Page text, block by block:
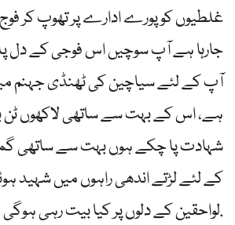
غلطیوں کو پورے ادارے پر تھوپ کر فوج
جارہا ہے آپ سوچیں اس فوجی کے دل
آپ کے لئے سیاچین کی ٹھنڈی جہنم
‏ہے، اس کے بہت سے ساتھی لاکھوں
شہادت پا چکے ہوں بہت سے ساتھی
کے لئے لڑتے اندھی راہوں میں شہید
لواحقین کے دلوں پر کیا بیت رہی ہوگی.